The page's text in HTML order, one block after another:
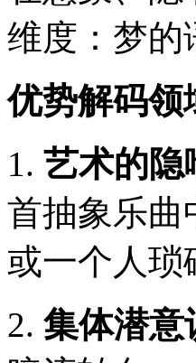
维度：梦的
优势解码领
1. 艺术的隐
首抽象乐曲
或一个人琐
2. 集体潜意